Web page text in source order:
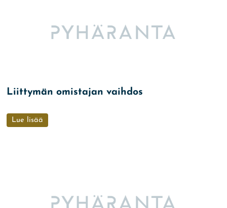
Liittymän omistajan vaihdos
Lue lisää